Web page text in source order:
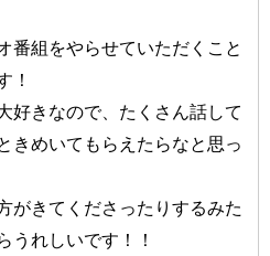
番組をやらせていただくこと
！
好きなので、たくさん話して
きめいてもらえたらなと思っ
がきてくださったりするみた
うれしいです！！